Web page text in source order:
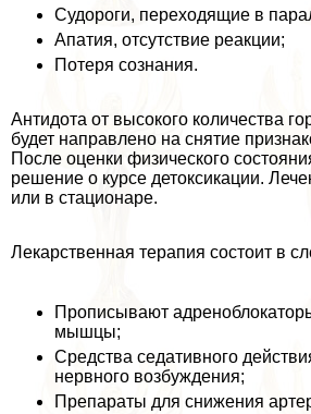
Судороги, переходящие в
Апатия, отсутствие реакции;
Потеря сознания.
Антидота от высокого количества
будет направлено на снятие
После оценки физического
решение о курсе детоксикации.
или в стационаре.
Лекарственная терапия состоит в
Прописывают
мышцы;
Средства седативного
нервного возбуждения;
Препараты для снижения